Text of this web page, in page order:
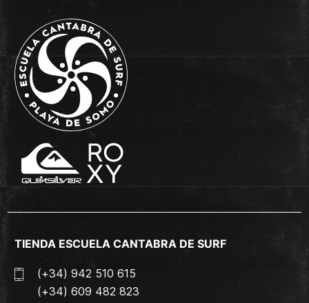
TIENDA ESCUELA CANTABRA DE SURF
(+34) 942 510 615
(+34) 609 482 823